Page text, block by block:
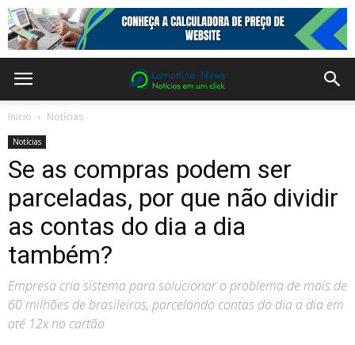
Inicio Notícias
Notícias
Se as compras podem ser
parceladas, por que não dividir
as contas do dia a dia
também?
Empresa cria sistema para solucionar o problema de mais de
60 milhões de brasileiros, parcelando contas do dia a dia em
até 12x no cartão